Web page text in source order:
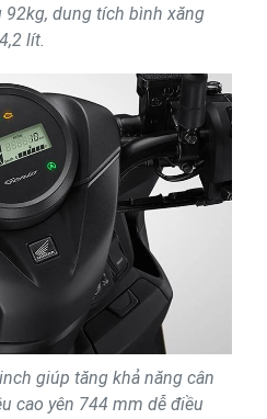
dung tích bình xăng
4,2 lít.
giúp tăng khả năng cân
cao yên 744 mm dễ điều